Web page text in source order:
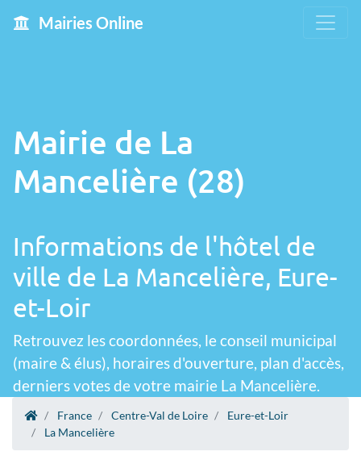
Mairies Online
Mairie de La
Mancelière (28)
Informations de l'hôtel de
ville de La Mancelière, Eure-
et-Loir
Retrouvez les coordonnées, le conseil municipal
(maire & élus), horaires d'ouverture, plan d'accès,
derniers votes de votre mairie La Mancelière.
France Centre-Val de Loire
Eure-et-Loir
La Mancelière